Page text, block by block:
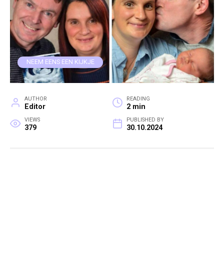
NEEM EENS EEN KIJKJE
AUTHOR
Editor
READING
2 min
VIEWS
379
PUBLISHED BY
30.10.2024